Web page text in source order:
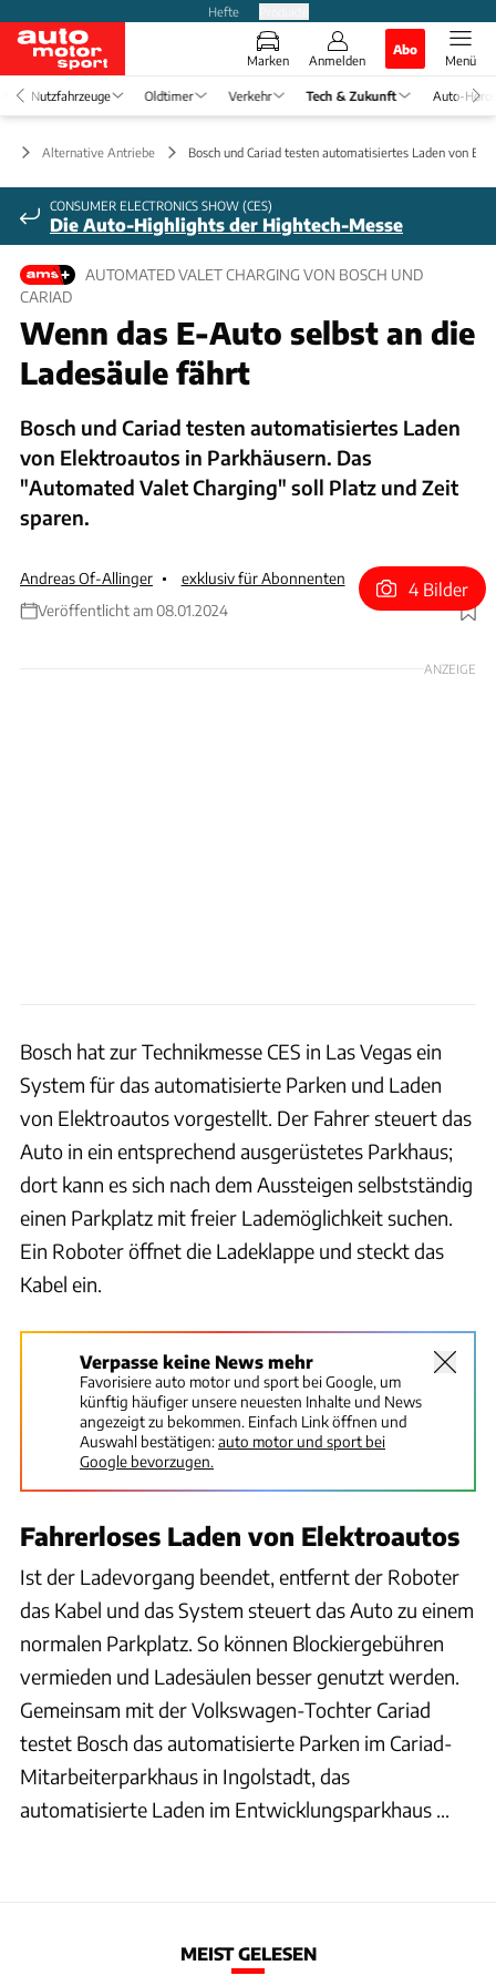
Hefte
Marken Anmelden
Abo
Menü
Nutzfahrzeuge Oldtimer Verkehr Tech & Zukunft Auto-
Alternative Antriebe Bosch und Cariad testen automatisiertes Laden von E-
CONSUMER ELECTRONICS SHOW (CES)
Die Auto-Highlights der Hightech-Messe
AUTOMATED VALET CHARGING VON BOSCH UND
CARIAD
Wenn das E-Auto selbst an die
Ladesäule fährt
Bosch und Cariad testen automatisiertes Laden
von Elektroautos in Parkhäusern. Das
"Automated Valet Charging" soll Platz und Zeit
sparen.
Andreas Of-Allinger
exklusiv für Abonnenten
Veröffentlicht am 08.01.2024
Foto: Bosch
4 Bilder
ANZEIGE
Bosch hat zur Technikmesse CES in Las Vegas ein
System für das automatisierte Parken und Laden
von Elektroautos vorgestellt. Der Fahrer steuert das
Auto in ein entsprechend ausgerüstetes Parkhaus;
dort kann es sich nach dem Aussteigen selbstständig
einen Parkplatz mit freier Lademöglichkeit suchen.
Ein Roboter öffnet die Ladeklappe und steckt das
Kabel ein.
Verpasse keine News mehr
Favorisiere auto motor und sport bei Google, um
künftig häufiger unsere neuesten Inhalte und News
angezeigt zu bekommen. Einfach Link öffnen und
Auswahl bestätigen:auto motor und sport bei
Google bevorzugen.
Fahrerloses Laden von Elektroautos
Ist der Ladevorgang beendet, entfernt der Roboter
das Kabel und das System steuert das Auto zu einem
normalen Parkplatz. So können Blockiergebühren
vermieden und Ladesäulen besser genutzt werden.
Gemeinsam mit der Volkswagen-Tochter Cariad
testet Bosch das automatisierte Parken im Cariad-
Mitarbeiterparkhaus in Ingolstadt, das
automatisierte Laden im Entwicklungsparkhaus ...
MEIST GELESEN